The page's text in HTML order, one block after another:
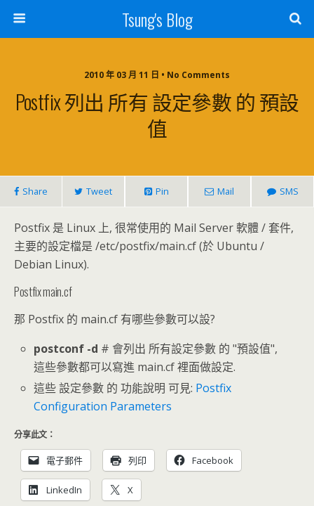
Tsung's Blog
2010 年 03 月 11 日 • No Comments
Postfix 列出 所有 設定參數 的 預設
值
Share Tweet Pin Mail SMS
Postfix 是 Linux 上, 很常使用的 Mail Server 軟體 / 套件,
主要的設定檔是 /etc/postfix/main.cf (於 Ubuntu /
Debian Linux).
Postfix main.cf
那 Postfix 的 main.cf 有哪些參數可以設?
postconf -d # 會列出 所有設定參數 的 "預設值",
這些參數都可以寫進 main.cf 裡面做設定.
這些 設定參數 的 功能說明 可見: Postfix
Configuration Parameters
分享此文：
電子郵件 列印 Facebook
LinkedIn X